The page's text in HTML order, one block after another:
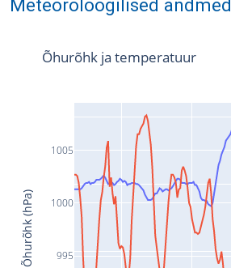
Meteoroloogilised andmed
995
1000
1005
Õhurõhk ja temperatuur
Õhurõhk (hPa)